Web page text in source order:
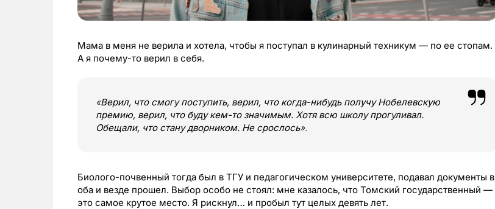
Мама в меня не верила и хотела, чтобы я поступал в кулинарный техникум — по ее стопам.
А я почему-то верил в себя.
«Верил, что смогу поступить, верил, что когда-нибудь получу Нобелевскую
премию, верил, что буду кем-то значимым. Хотя всю школу прогуливал.
Обещали, что стану дворником. Не срослось».
Биолого-почвенный тогда был в ТГУ и педагогическом университете, подавал документы в
оба и везде прошел. Выбор особо не стоял: мне казалось, что Томский государственный —
это самое крутое место. Я рискнул… и пробыл тут целых девять лет.